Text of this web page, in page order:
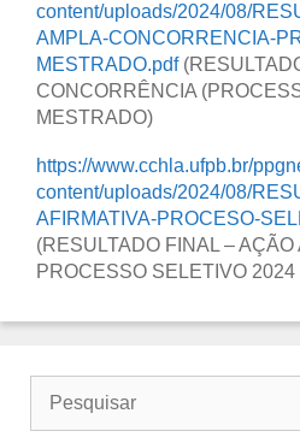
content/uploads/2024/08/
AMPLA-CONCORRENCIA-
MESTRADO.pdf
CONCORRÊNCIA
MESTRADO)
https://www.cchla.ufpb.br/
content/uploads/2024/08/
AFIRMATIVA-PROCESO-
(RESULTADO FINAL – AÇÃO
PROCESSO SELETIVO
por: